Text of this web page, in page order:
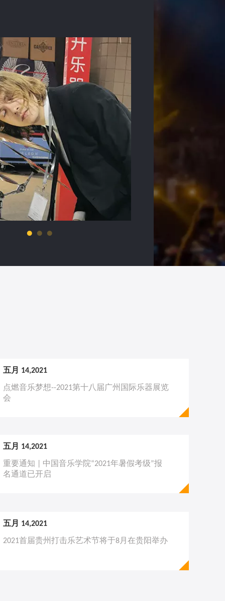
五月 14,2021
点燃音乐梦想--2021第十八届广州国际乐器展览
会
五月 14,2021
重要通知 | 中国音乐学院“2021年暑假考级”报
名通道已开启
五月 14,2021
2021首届贵州打击乐艺术节将于8月在贵阳举办